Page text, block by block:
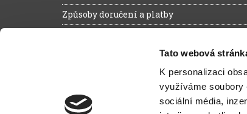
Tato webová
K personalizaci
využíváme soubory
sociální média,
Způsoby doručení a platby
Ochrana osobních údajů
Magazín zelená kancelář